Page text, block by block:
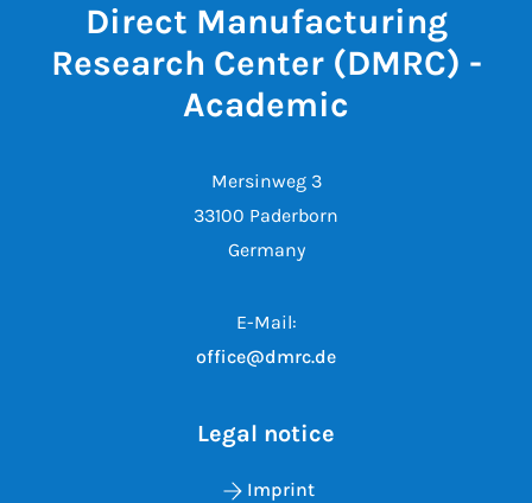
Direct Manufacturing
Research Center (DMRC) -
Academic
Mersinweg 3
33100 Paderborn
Germany
E-Mail:
office@dmrc.de
Legal notice
Imprint